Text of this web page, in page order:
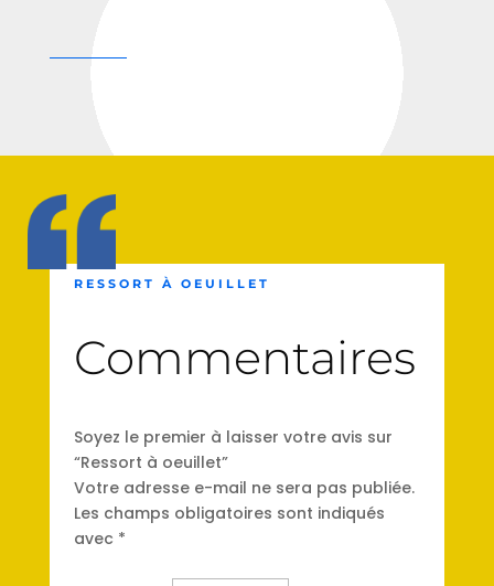
RESSORT À OEUILLET
Commentaires
Soyez le premier à laisser votre avis sur
“Ressort à oeuillet”
Votre adresse e-mail ne sera pas publiée.
Les champs obligatoires sont indiqués
avec *